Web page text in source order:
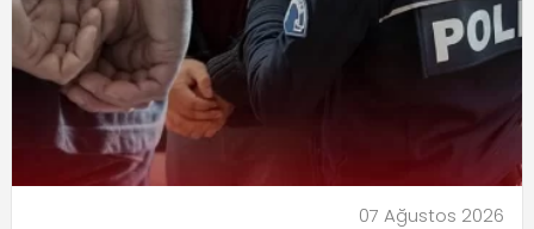
07 Ağustos 2026